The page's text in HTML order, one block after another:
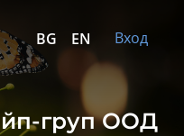
BG EN Вход
груп ООД